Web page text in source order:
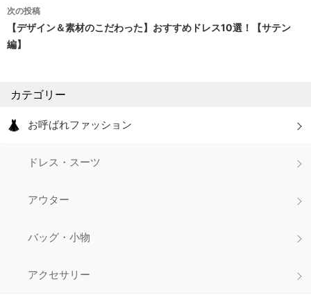
稿
ナ
ビ
ー
シ
次の投稿
【デザイン＆素材のこだわった】おすすめドレス10選！【サテン
編】
カテゴリー
お呼ばれファッション
ドレス・スーツ
アウター
バッグ・小物
アクセサリー